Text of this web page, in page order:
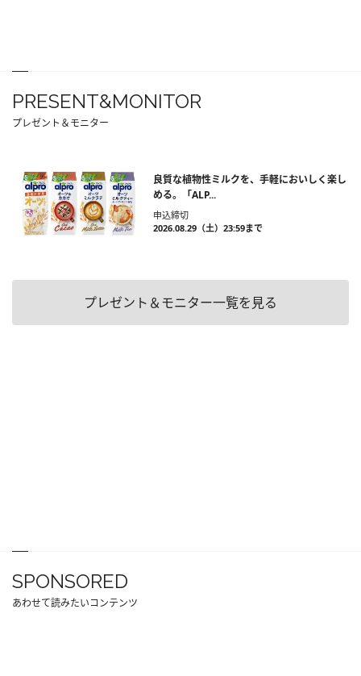
PRESENT&MONITOR
プレゼント＆モニター
良質な植物性ミルクを、手軽においしく楽し
める。「ALP...
申込締切
2026.08.29（土）23:59まで
プレゼント＆モニター一覧を見る
SPONSORED
あわせて読みたいコンテンツ